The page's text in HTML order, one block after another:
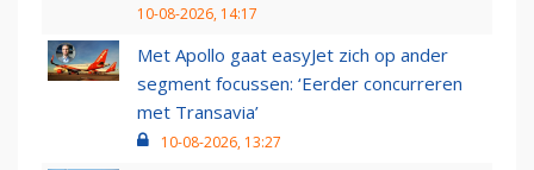
10-08-2026, 14:17
Met Apollo gaat easyJet zich op ander
segment focussen: ‘Eerder concurreren
met Transavia’
10-08-2026, 13:27